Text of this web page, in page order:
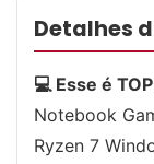
Detalhes
💻 Esse é
Notebook
Ryzen 7